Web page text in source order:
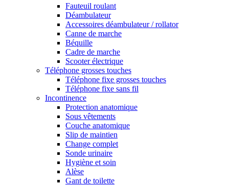
Fauteuil roulant
Déambulateur
Accessoires déambulateur / rollator
Canne de marche
Béquille
Cadre de marche
Scooter électrique
Téléphone grosses touches
Téléphone fixe grosses touches
Téléphone fixe sans fil
Incontinence
Protection anatomique
Sous vêtements
Couche anatomique
Slip de maintien
Change complet
Sonde urinaire
Hygiène et soin
Alèse
Gant de toilette